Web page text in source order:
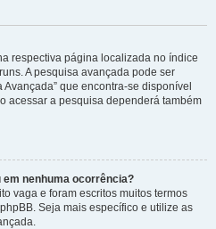
respectiva página localizada no índice
A pesquisa avançada pode ser
que encontra-se disponível
acessar a pesquisa dependerá também
em nenhuma ocorrência?
vaga e foram escritos muitos termos
Seja mais específico e utilize as